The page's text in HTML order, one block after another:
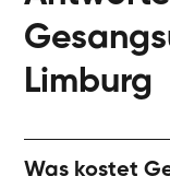
Limburg
Was kostet